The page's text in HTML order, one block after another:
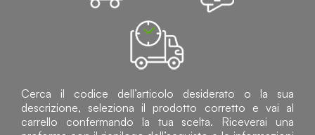
Cerca il codice dell’articolo desiderato o la sua
descrizione, seleziona il prodotto corretto e vai al
carrello confermando la tua scelta. Riceverai una